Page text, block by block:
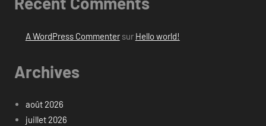
A WordPress Commentersur Hello world!
Archives
août 2026
juillet 2026